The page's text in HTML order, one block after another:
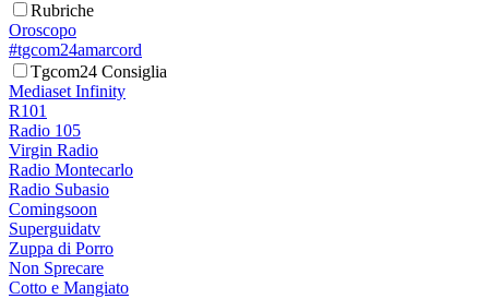
Rubriche
Oroscopo
#tgcom24amarcord
Tgcom24 Consiglia
Mediaset Infinity
R101
Radio 105
Virgin Radio
Radio Montecarlo
Radio Subasio
Comingsoon
Superguidatv
Zuppa di Porro
Non Sprecare
Cotto e Mangiato